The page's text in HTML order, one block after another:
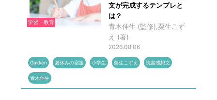
学習・教育
文が完成するテンプレと
は？
青木伸生 (監修),粟生こず
え (著)
2026.08.06
Gakken 夏休みの宿題 小学生 粟生こずえ 読書感想文
青木伸生